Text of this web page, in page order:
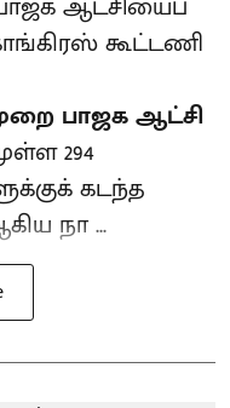
கூட்டணி
பாஜக ஆட்சி
294
கடந்த
நா ...